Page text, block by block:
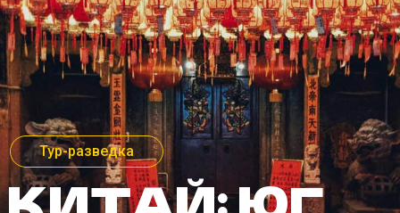
КИТАЙ: ЮГ
ШЕНЬЧЖЕНЬ –
ГОНКОНГ – САНЬЯ
Тур-разведка